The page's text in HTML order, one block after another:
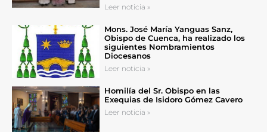
Leer noticia »
Mons. José María Yanguas Sanz,
Obispo de Cuenca, ha realizado los
siguientes Nombramientos
Diocesanos
Leer noticia »
Homilía del Sr. Obispo en las
Exequias de Isidoro Gómez Cavero
Leer noticia »